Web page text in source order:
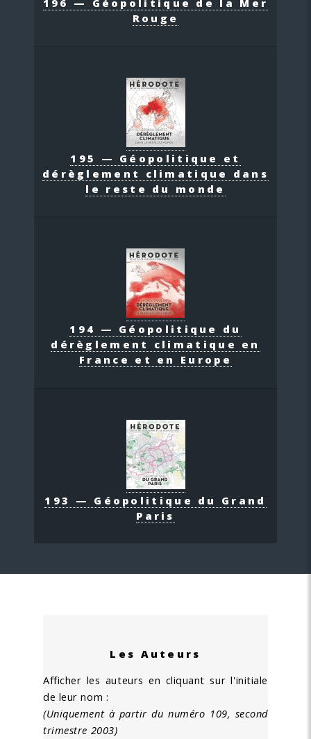
Rouge
195 — Géopolitique et
dérèglement climatique dans
le reste du monde
194 — Géopolitique du
dérèglement climatique en
France et en Europe
193 — Géopolitique du Grand
Paris
Les Auteurs
Afficher les auteurs en cliquant sur l'initiale
de leur nom :
(Uniquement à partir du numéro 109, second
trimestre 2003)